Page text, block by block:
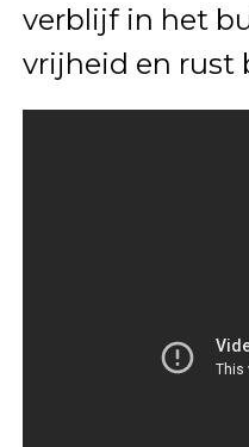
verblijf in het
vrijheid en rust